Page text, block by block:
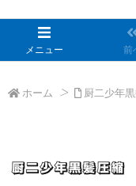
メニュー 前
ホーム > 厨二少年
厨二少年黒髪圧縮